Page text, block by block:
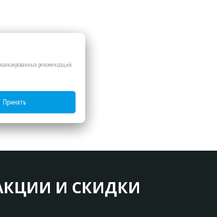
И СКИДКИ
рекомендаций.
Принять